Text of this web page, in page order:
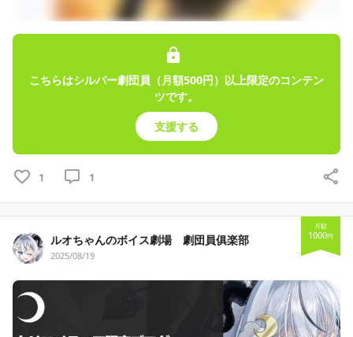
こちらはシルバー劇団員（月額500円）以上限定のコンテン
ツです。
支援する
1 1
ルオちゃんのボイス劇場 劇団員俱楽部
2025/08/19
月額
1000円